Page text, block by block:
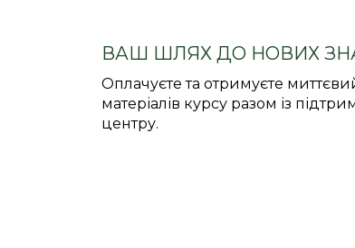
ВАШ ШЛЯХ ДО НОВИХ
Оплачуєте та отримуєте
матеріалів курсу разом із
центру.